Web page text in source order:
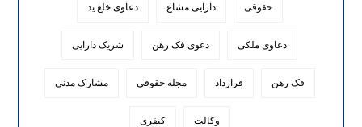
حقوقی دارایی مشاع دعاوی خلع ید
دعاوی ملکی دعوی فک رهن شریک دارایی
فک رهن قرارداد مجله حقوقی مشارک مدنی
وکالت کیفری